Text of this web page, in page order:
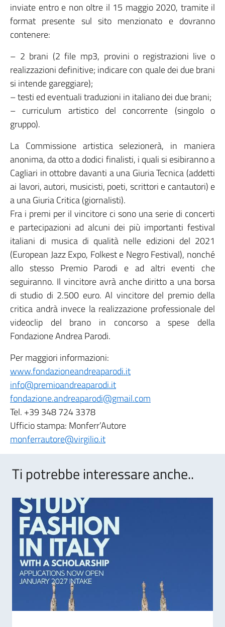
inviate entro e non oltre il 15 maggio 2020, tramite il
format presente sul sito menzionato e dovranno
contenere:
– 2 brani (2 file mp3, provini o registrazioni live o
realizzazioni definitive; indicare con quale dei due brani
si intende gareggiare);
– testi ed eventuali traduzioni in italiano dei due brani;
– curriculum artistico del concorrente (singolo o
gruppo).
La Commissione artistica selezionerà, in maniera
anonima, da otto a dodici finalisti, i quali si esibiranno a
Cagliari in ottobre davanti a una Giuria Tecnica (addetti
ai lavori, autori, musicisti, poeti, scrittori e cantautori) e
a una Giuria Critica (giornalisti).
Fra i premi per il vincitore ci sono una serie di concerti
e partecipazioni ad alcuni dei più importanti festival
italiani di musica di qualità nelle edizioni del 2021
(European Jazz Expo, Folkest e Negro Festival), nonché
allo stesso Premio Parodi e ad altri eventi che
seguiranno. Il vincitore avrà anche diritto a una borsa
di studio di 2.500 euro. Al vincitore del premio della
critica andrà invece la realizzazione professionale del
videoclip del brano in concorso a spese della
Fondazione Andrea Parodi.
Per maggiori informazioni:
www.fondazioneandreaparodi.it
info@premioandreaparodi.it
fondazione.andreaparodi@gmail.com
Tel. +39 348 724 3378
Ufficio stampa: Monferr’Autore
monferrautore@virgilio.it
Ti potrebbe interessare anche..